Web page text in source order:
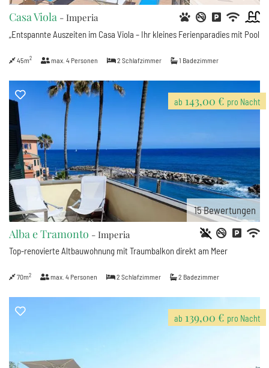
Casa Viola - Imperia
„Entspannte Auszeiten im Casa Viola – Ihr kleines Ferienparadies mit Pool
45m2 max. 4 Personen 2 Schlafzimmer 1 Badezimmer
ab 143,00 € pro Nacht
15Bewertungen
Alba e Tramonto - Imperia
Top-renovierte Altbauwohnung mit Traumbalkon direkt am Meer
70m2 max. 4 Personen 2 Schlafzimmer 2 Badezimmer
ab 139,00 € pro Nacht